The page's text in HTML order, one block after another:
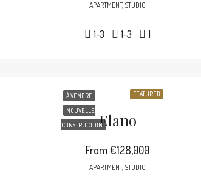
APARTMENT, STUDIO
1-3 1-3 1
FEATURED
À VENDRE
NOUVELLE
CONSTRUCTIONElano
From€128,000
APARTMENT, STUDIO